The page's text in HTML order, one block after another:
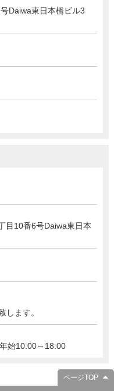
Daiwa東日本橋ビル3
目10番6号Daiwa東日本
します。
始10:00～18:00
ページTOP